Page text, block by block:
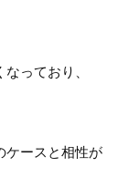
っており、
ケースと相性が